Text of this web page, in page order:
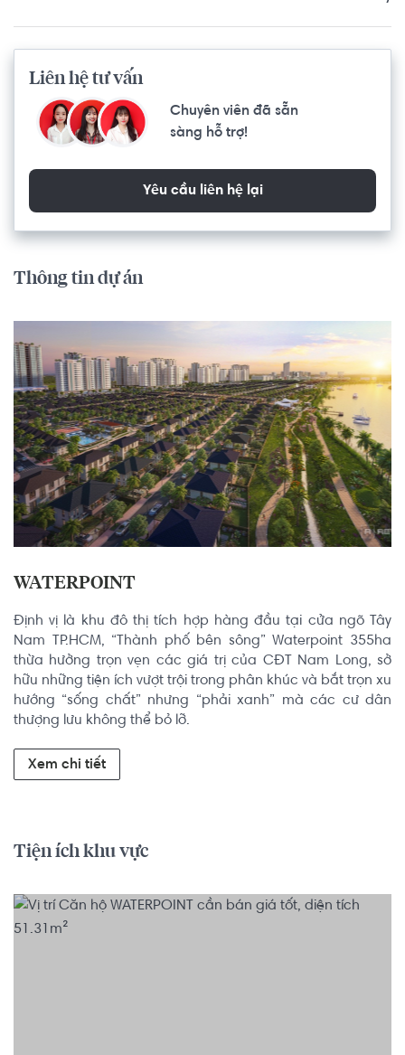
Liên hệ tư vấn
Chuyên viên đã sẵn
sàng hỗ trợ!
Yêu cầu liên hệ lại
Thông tin dự án
WATERPOINT
Định vị là khu đô thị tích hợp hàng đầu tại cửa ngõ Tây
Nam TP.HCM, “Thành phố bên sông” Waterpoint 355ha
thừa hưởng trọn vẹn các giá trị của CĐT Nam Long, sở
hữu những tiện ích vượt trội trong phân khúc và bắt trọn xu
hướng “sống chất” nhưng “phải xanh” mà các cư dân
thượng lưu không thể bỏ lỡ.
Xem chi tiết
Tiện ích khu vực